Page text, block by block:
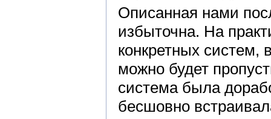
Описанная нами
избыточна. На
конкретных систем,
можно будет
система была
бесшовно